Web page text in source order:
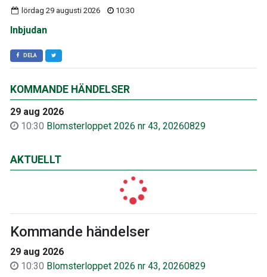
KOMMANDE HÄNDELSER
29 aug 2026
10:30 Blomsterloppet 2026 nr 43, 20260829
AKTUELLT
Kommande händelser
29 aug 2026
10:30 Blomsterloppet 2026 nr 43, 20260829
lördag 29 augusti 2026 10:30
Inbjudan
DELA